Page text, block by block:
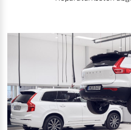
Angebot anfragen
Fahrzeug konfigurieren
Sofort verfügbare Fahrzeuge
Volvo
Sommer
Bitte
direkt an.
Mehr